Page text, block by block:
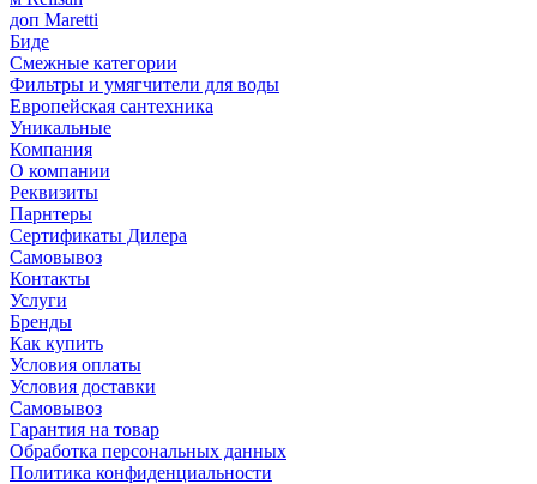
доп Maretti
Биде
Смежные категории
Фильтры и умягчители для воды
Европейская сантехника
Уникальные
Компания
О компании
Реквизиты
Парнтеры
Сертификаты Дилера
Самовывоз
Контакты
Услуги
Бренды
Как купить
Условия оплаты
Условия доставки
Самовывоз
Гарантия на товар
Обработка персональных данных
Политика конфиденциальности